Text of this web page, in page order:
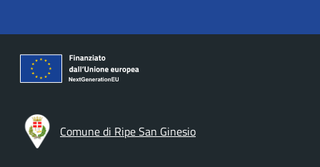
Comune di Ripe San Ginesio